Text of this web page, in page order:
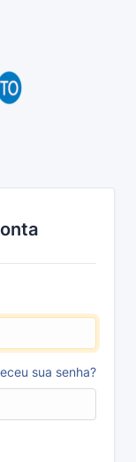
sua senha?